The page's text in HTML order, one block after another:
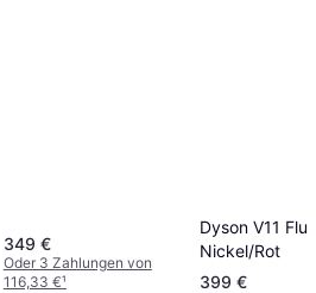
349 €
Oder 3 Zahlungen von
116,33 €¹
Dyson V11
Nickel/Rot
399 €